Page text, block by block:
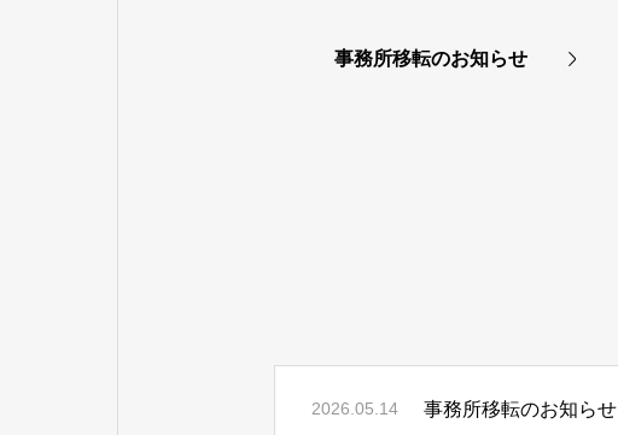
事務所移転のお知らせ
2026.05.14 事務所移転のお知らせ